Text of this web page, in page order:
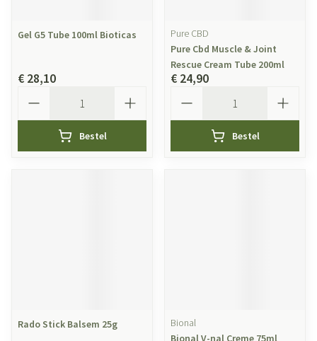
Gel G5 Tube 100ml Bioticas
€ 28,10
Bestel
Pure CBD
Pure Cbd Muscle & Joint
Rescue Cream Tube 200ml
€ 24,90
Bestel
Rado Stick Balsem 25g
Bional
Bional V-nal Creme 75ml